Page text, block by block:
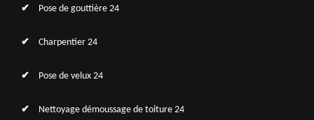
Pose de gouttière 24
Charpentier 24
Pose de velux 24
Nettoyage démoussage de toiture 24